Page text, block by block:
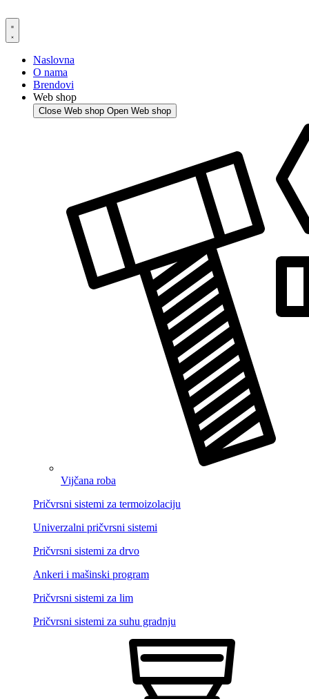
to
content
Naslovna
O nama
Brendovi
Web shop
Close Web shop Open Web shop
Vijčana roba
Pričvrsni sistemi za termoizolaciju
Univerzalni pričvrsni sistemi
Pričvrsni sistemi za drvo
Ankeri i mašinski program
Pričvrsni sistemi za lim
Pričvrsni sistemi za suhu gradnju